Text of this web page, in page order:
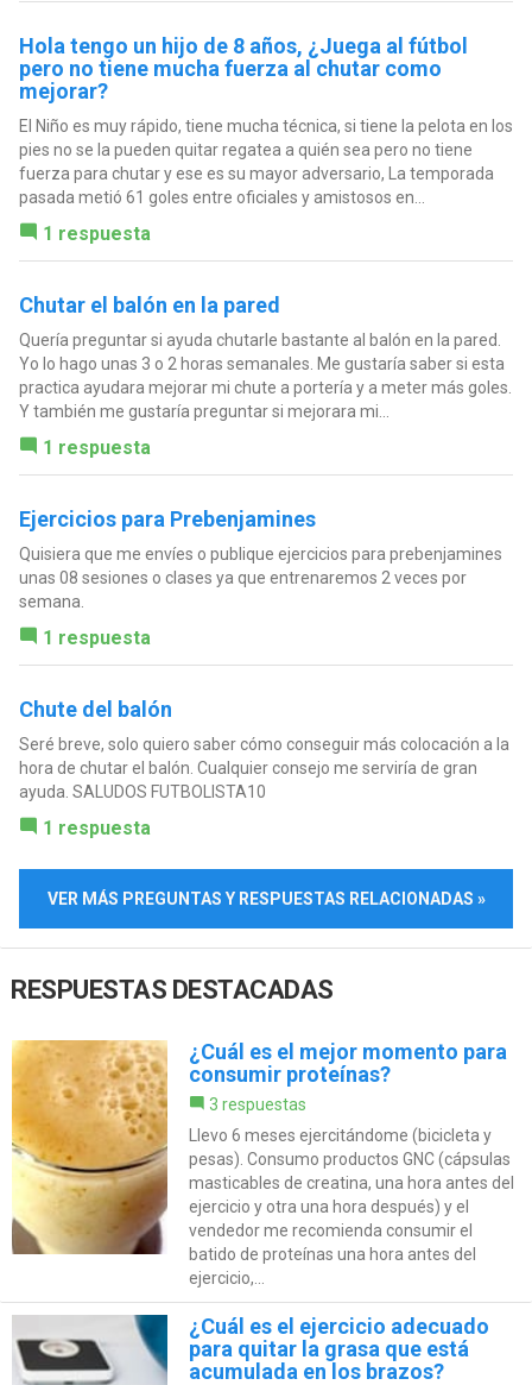
Hola tengo un hijo de 8 años, ¿Juega al fútbol
pero no tiene mucha fuerza al chutar como
mejorar?
El Niño es muy rápido, tiene mucha técnica, si tiene la pelota en los
pies no se la pueden quitar regatea a quién sea pero no tiene
fuerza para chutar y ese es su mayor adversario, La temporada
pasada metió 61 goles entre oficiales y amistosos en...
1 respuesta
Chutar el balón en la pared
Quería preguntar si ayuda chutarle bastante al balón en la pared.
Yo lo hago unas 3 o 2 horas semanales. Me gustaría saber si esta
practica ayudara mejorar mi chute a portería y a meter más goles.
Y también me gustaría preguntar si mejorara mi...
1 respuesta
Ejercicios para Prebenjamines
Quisiera que me envíes o publique ejercicios para prebenjamines
unas 08 sesiones o clases ya que entrenaremos 2 veces por
semana.
1 respuesta
Chute del balón
Seré breve, solo quiero saber cómo conseguir más colocación a la
hora de chutar el balón. Cualquier consejo me serviría de gran
ayuda. SALUDOS FUTBOLISTA10
1 respuesta
VER MÁS PREGUNTAS Y RESPUESTAS RELACIONADAS »
RESPUESTAS DESTACADAS
¿Cuál es el mejor momento para
consumir proteínas?
3 respuestas
Llevo 6 meses ejercitándome (bicicleta y
pesas). Consumo productos GNC (cápsulas
masticables de creatina, una hora antes del
ejercicio y otra una hora después) y el
vendedor me recomienda consumir el
batido de proteínas una hora antes del
ejercicio,...
¿Cuál es el ejercicio adecuado
para quitar la grasa que está
acumulada en los brazos?